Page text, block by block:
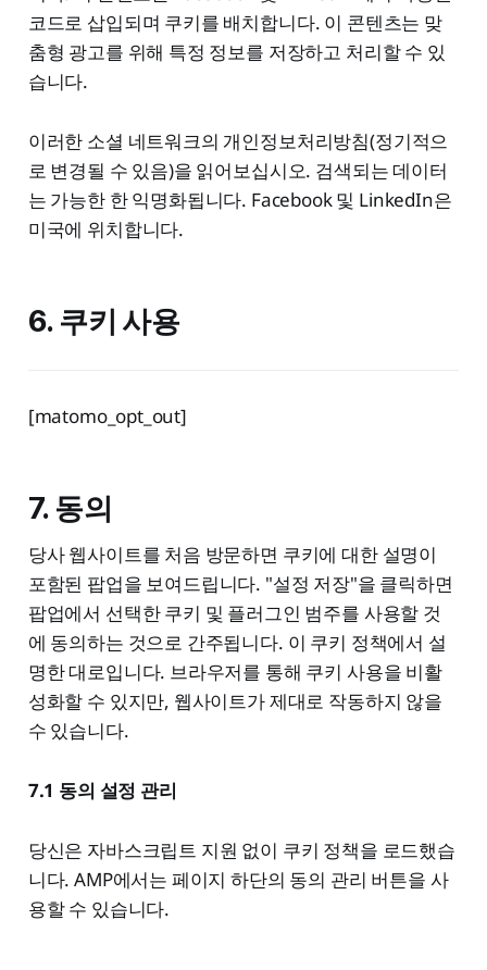
코드로 삽입되며 쿠키를 배치합니다. 이 콘텐츠는 맞
춤형 광고를 위해 특정 정보를 저장하고 처리할 수 있
습니다.
이러한 소셜 네트워크의 개인정보처리방침(정기적으
로 변경될 수 있음)을 읽어보십시오. 검색되는 데이터
는 가능한 한 익명화됩니다. Facebook 및 LinkedIn은
미국에 위치합니다.
6. 쿠키 사용
[matomo_opt_out]
7. 동의
당사 웹사이트를 처음 방문하면 쿠키에 대한 설명이
포함된 팝업을 보여드립니다. "설정 저장"을 클릭하면
팝업에서 선택한 쿠키 및 플러그인 범주를 사용할 것
에 동의하는 것으로 간주됩니다. 이 쿠키 정책에서 설
명한 대로입니다. 브라우저를 통해 쿠키 사용을 비활
성화할 수 있지만, 웹사이트가 제대로 작동하지 않을
수 있습니다.
7.1 동의 설정 관리
당신은 자바스크립트 지원 없이 쿠키 정책을 로드했습
니다. AMP에서는 페이지 하단의 동의 관리 버튼을 사
용할 수 있습니다.